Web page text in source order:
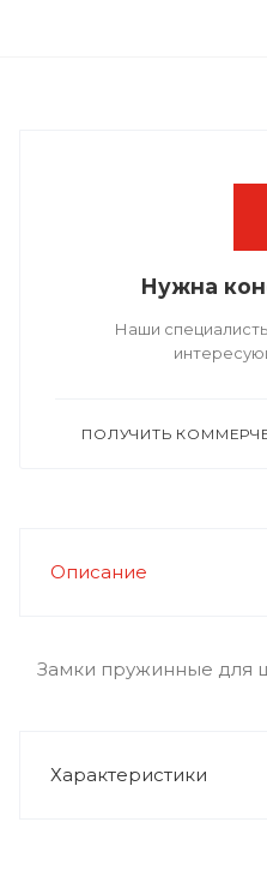
Нужна
Наши
ПОЛУЧИТЬ
Описание
Замки пружинные для
Характеристики